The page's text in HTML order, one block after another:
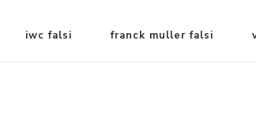
iwc falsi franck muller falsi